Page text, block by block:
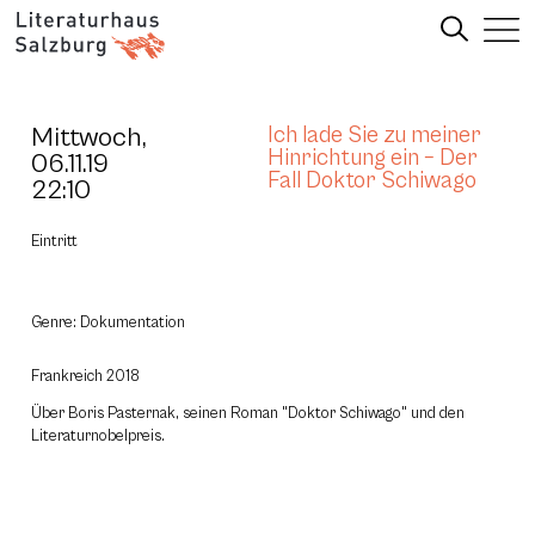
Mittwoch,
06.11.19
22:10
Ich lade Sie zu meiner
Hinrichtung ein – Der
Fall Doktor Schiwago
Eintritt
Genre: Dokumentation
Frankreich 2018
Über Boris Pasternak, seinen Roman "Doktor Schiwago" und den
Literaturnobelpreis.